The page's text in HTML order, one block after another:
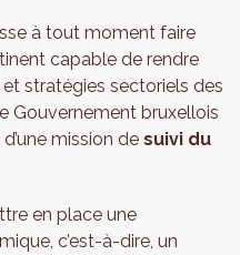
à tout moment faire
capable de rendre
stratégies sectoriels des
Gouvernement bruxellois
mission desuivi du
en place une
c’est-à-dire, un